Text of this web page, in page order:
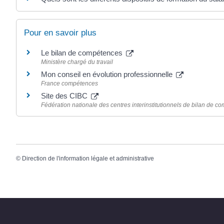
Pour en savoir plus
Le bilan de compétences
Ministère chargé du travail
Mon conseil en évolution professionnelle
France compétences
Site des CIBC
Fédération nationale des centres interinstitutionnels de bilan de
© Direction de l'information légale et administrative